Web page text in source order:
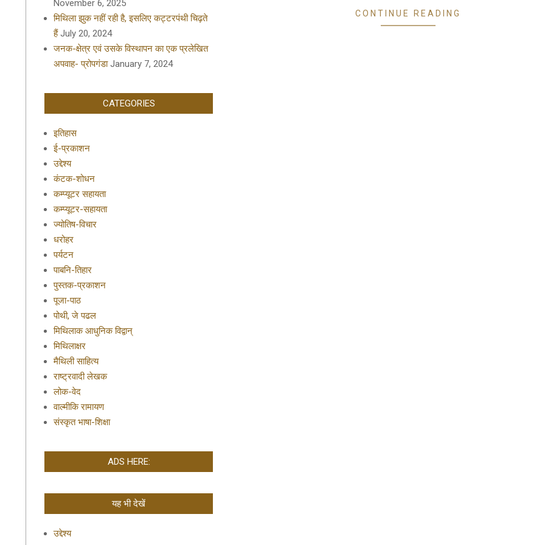
CONTINUE READING
November 6, 2025
मिथिला झुक नहीं रही है, इसलिए कट्टरपंथी चिढ़ते
हैं July 20, 2024
जनक-क्षेत्र एवं उसके विस्थापन का एक प्रलेखित
अपवाह- प्रोपगंडा January 7, 2024
CATEGORIES
इतिहास
ई-प्रकाशन
उद्देश्य
कंटक-शोधन
कम्प्यूटर सहायता
कम्प्यूटर-सहायता
ज्योतिष-विचार
धरोहर
पर्यटन
पाबनि-तिहार
पुस्तक-प्रकाशन
पूजा-पाठ
पोथी, जे पढल
मिथिलाक आधुनिक विद्वान्
मिथिलाक्षर
मैथिली साहित्य
राष्ट्रवादी लेखक
लोक-वेद
वाल्मीकि रामायण
संस्कृत भाषा-शिक्षा
ADS HERE:
यह भी देखें
उद्देश्य